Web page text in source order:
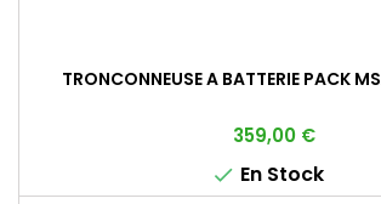
TRONCONNEUSE A BATTERIE PACK
Prix
359,00 €
 En Stock